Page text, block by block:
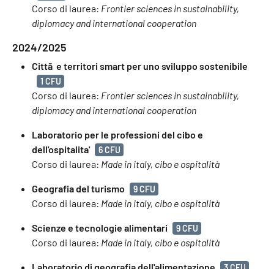
Corso di laurea: Frontier sciences in sustainability,
diplomacy and international cooperation
2024/2025
Cittã e territori smart per uno sviluppo sostenibile
1 CFU
Corso di laurea: Frontier sciences in sustainability,
diplomacy and international cooperation
Laboratorio per le professioni del cibo e
dell'ospitalita'
6 CFU
Corso di laurea: Made in italy, cibo e ospitalità
Geografia del turismo 9 CFU
Corso di laurea: Made in italy, cibo e ospitalità
Scienze e tecnologie alimentari 9 CFU
Corso di laurea: Made in italy, cibo e ospitalità